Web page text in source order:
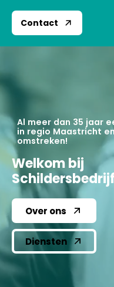
Contact
Al meer dan 35 jaar
in regio Maastricht
omstreken!
Welkom bij
Over ons
Diensten